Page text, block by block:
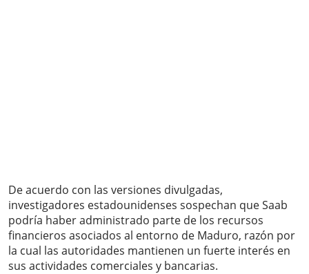
De acuerdo con las versiones divulgadas,
investigadores estadounidenses sospechan que Saab
podría haber administrado parte de los recursos
financieros asociados al entorno de Maduro, razón por
la cual las autoridades mantienen un fuerte interés en
sus actividades comerciales y bancarias.